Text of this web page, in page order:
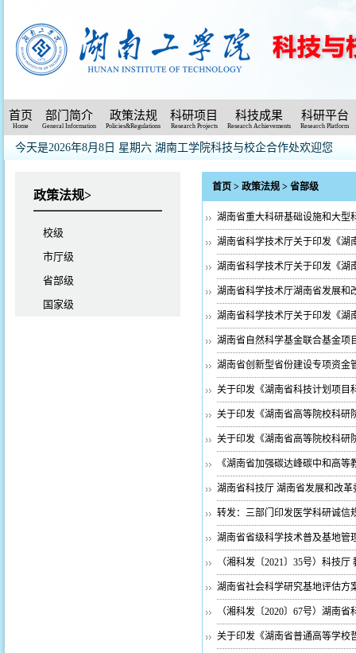
首页
Home
部门简介
General Information
政策法规
Policies&Regulations
科研项目
Research Projects
科技成果
Research Achievements
科研平台
Research Platform
今天是2026年8月8日 星期六 湖南工学院科技与校企合作处欢迎您
政策法规>
校级
市厅级
省部级
国家级
首页 > 政策法规 > 省部级
湖南省重大科研基础设施和大型
湖南省科学技术厅关于印发《湖
湖南省科学技术厅关于印发《湖
湖南省科学技术厅湖南省发展和
湖南省科学技术厅关于印发《湖
湖南省自然科学基金联合基金项
湖南省创新型省份建设专项资金
关于印发《湖南省科技计划项目
关于印发《湖南省高等院校科研
关于印发《湖南省高等院校科研
《湖南省加强碳达峰碳中和高
湖南省科技厅 湖南省发展和改
转发：三部门印发医学科研诚信
湖南省省级科学技术普及基地管
（湘科发〔2021〕35号）科技
湖南省社会科学研究基地评估方
（湘科发〔2020〕67号）湖南
关于印发《湖南省普通高等学校